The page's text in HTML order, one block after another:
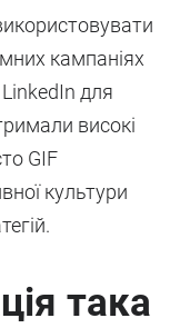
кампаніях
для
високі
GIF
культури
така